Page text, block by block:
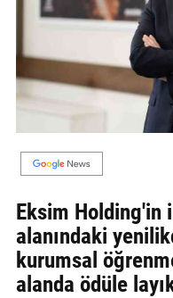
GALERİ
YAZARLAR
ULAŞIN
Künye
İletişim
Eksim Holding'in
alanındaki
kurumsal
alanda ödüle